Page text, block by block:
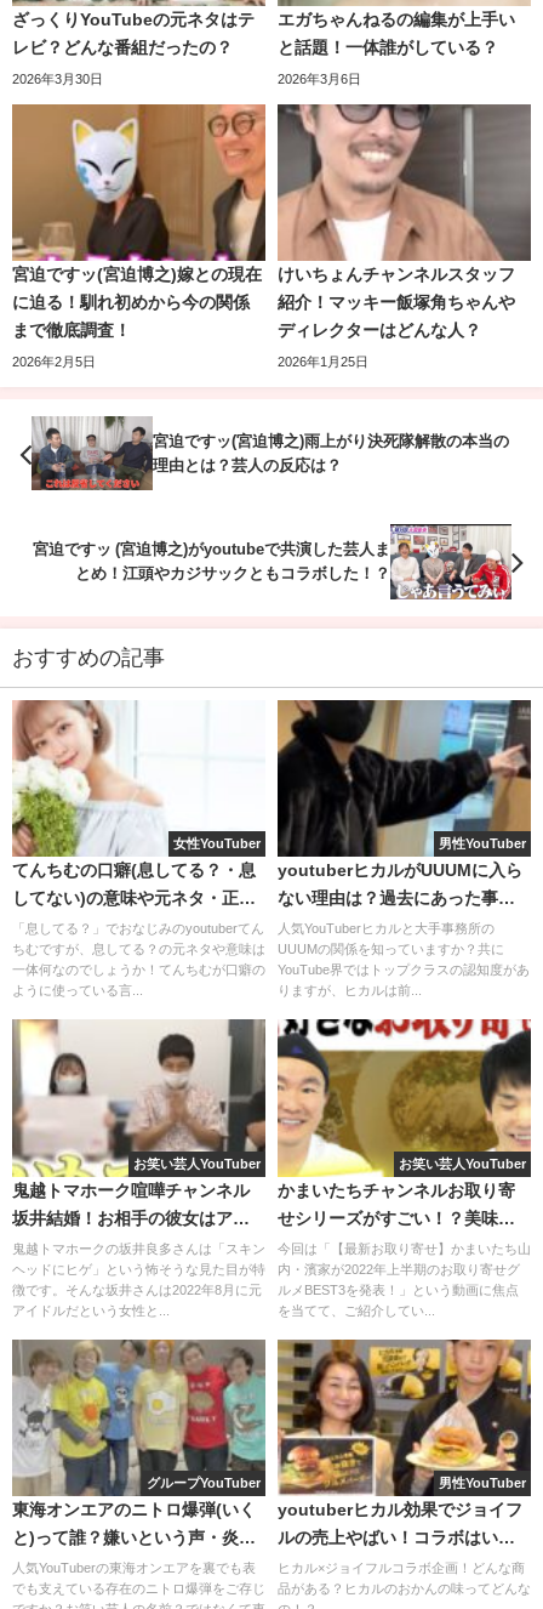
突然の大声にビックリする濱家さん(ﾟДﾟ;)
画像を見てもわかる通り、椅子にもたれかかるほど驚きが
隠せません。
山内さんの怒声で、ドッキリとは思えない緊迫した空気が
流れます。
作家の方も反論しますが、両者平行線を保ったまま緊迫し
た空気が続きます。
すると山内さんから 「頭痛い！」 という言葉が。
ざっくりYouTubeの元ネタはテ
レビ？どんな番組だったの？
2026年3月30日
エガちゃんねるの編集が上手い
と話題！一体誰がしている？
2026年3月6日
宮迫ですッ(宮迫博之)嫁との現在
に迫る！馴れ初めから今の関係
まで徹底調査！
2026年2月5日
けいちょんチャンネルスタッフ
紹介！マッキー飯塚角ちゃんや
ディレクターはどんな人？
2026年1月25日
宮迫ですッ(宮迫博之)雨上がり決死隊解散の本当の
理由とは？芸人の反応は？
宮迫ですッ (宮迫博之)がyoutubeで共演した芸人ま
とめ！江頭やカジサックともコラボした！？
おすすめの記事
女性YouTuber
てんちむの口癖(息してる？・息
してない)の意味や元ネタ・正し
い返し方は？
「息してる？」でおなじみのyoutuberてん
ちむですが、息してる？の元ネタや意味は
一体何なのでしょうか！てんちむが口癖の
ように使っている言...
男性YouTuber
youtuberヒカルがUUUMに入ら
ない理由は？過去にあった事件
が原因？
人気YouTuberヒカルと大手事務所の
UUUMの関係を知っていますか？共に
YouTube界ではトップクラスの認知度があ
りますが、ヒカルは前...
お笑い芸人YouTuber
鬼越トマホーク喧嘩チャンネル
坂井結婚！お相手の彼女はアイ
ドルだった？
鬼越トマホークの坂井良多さんは「スキン
ヘッドにヒゲ」という怖そうな見た目が特
徴です。そんな坂井さんは2022年8月に元
アイドルだという女性と...
お笑い芸人YouTuber
かまいたちチャンネルお取り寄
せシリーズがすごい！？美味し
そうなものばかりだと評判に！
今回は「【最新お取り寄せ】かまいたち山
内・濱家が2022年上半期のお取り寄せグ
ルメBEST3を発表！」という動画に焦点
を当てて、ご紹介してい...
グループYouTuber
東海オンエアのニトロ爆弾(いく
と)って誰？嫌いという声・炎上
してた？
人気YouTuberの東海オンエアを裏でも表
でも支えている存在のニトロ爆弾をご存じ
男性YouTuber
youtuberヒカル効果でジョイフ
ルの売上やばい！コラボはいつ
まで？
ヒカル×ジョイフルコラボ企画！どんな商
品がある？ヒカルのおかんの味ってどんな